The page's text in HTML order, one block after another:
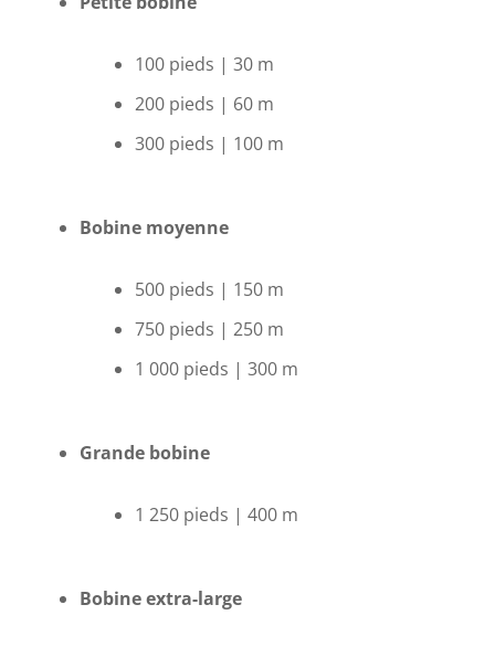
100 pieds | 30 m
200 pieds | 60 m
300 pieds | 100 m
Bobine moyenne
500 pieds | 150 m
750 pieds | 250 m
1 000 pieds | 300 m
Grande bobine
1 250 pieds | 400 m
Bobine extra-large